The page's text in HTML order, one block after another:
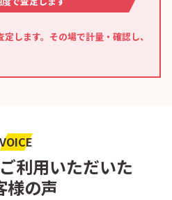
します。その場で計量・確認し、
VOICE
利用いただいた
様の声